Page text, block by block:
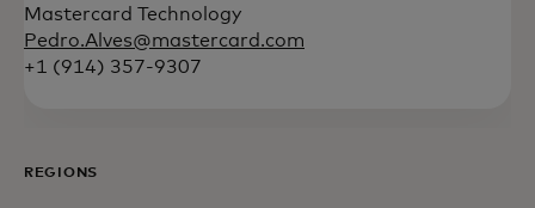
Mastercard Technology
Pedro.Alves@mastercard.com
+1 (914) 357-9307
REGIONS